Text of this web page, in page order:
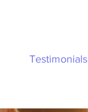
Testimonials